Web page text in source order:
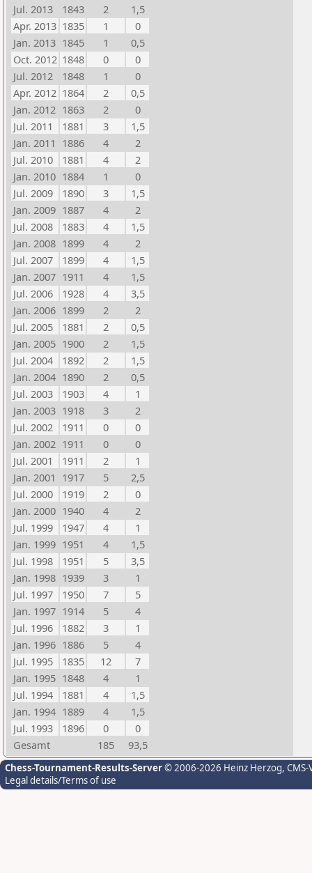
Jul. 2013
1843 2
1,5
Apr. 2013 1835 1
0
Jan. 2013 1845 1
0,5
Oct. 2012 1848 0
0
Jul. 2012
1848 1
0
Apr. 2012 1864 2
0,5
Jan. 2012 1863 2
0
Jul. 2011
1881 3
1,5
Jan. 2011 1886 4
2
Jul. 2010
1881 4
2
Jan. 2010 1884 1
0
Jul. 2009
1890 3
1,5
Jan. 2009 1887 4
2
Jul. 2008
1883 4
1,5
Jan. 2008 1899 4
2
Jul. 2007
1899 4
1,5
Jan. 2007 1911 4
1,5
Jul. 2006
1928 4
3,5
Jan. 2006 1899 2
2
Jul. 2005
1881 2
0,5
Jan. 2005 1900 2
1,5
Jul. 2004
1892 2
1,5
Jan. 2004 1890 2
0,5
Jul. 2003
1903 4
1
Jan. 2003 1918 3
2
Jul. 2002
1911 0
0
Jan. 2002 1911 0
0
Jul. 2001
1911 2
1
Jan. 2001 1917 5
2,5
Jul. 2000
1919 2
0
Jan. 2000 1940 4
2
Jul. 1999
1947 4
1
Jan. 1999 1951 4
1,5
Jul. 1998
1951 5
3,5
Jan. 1998 1939 3
1
Jul. 1997
1950 7
5
Jan. 1997 1914 5
4
Jul. 1996
1882 3
1
Jan. 1996 1886 5
4
Jul. 1995
1835 12
7
Jan. 1995 1848 4
1
Jul. 1994
1881 4
1,5
Jan. 1994 1889 4
1,5
Jul. 1993
1896 0
0
Gesamt
185 93,5
Chess-Tournament-Results-Server© 2006-2026 Heinz Herzog,
Legal details/Terms of use